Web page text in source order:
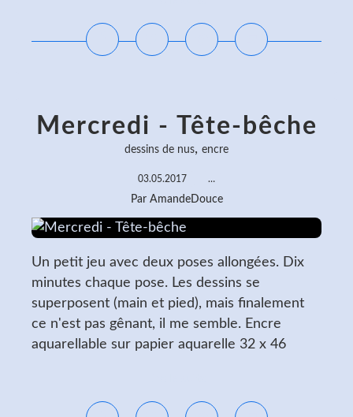
Mercredi - Tête-bêche
dessins de nus, encre
03.05.2017 …
Par AmandeDouce
Un petit jeu avec deux poses allongées. Dix
minutes chaque pose. Les dessins se
superposent (main et pied), mais finalement
ce n'est pas gênant, il me semble. Encre
aquarellable sur papier aquarelle 32 x 46